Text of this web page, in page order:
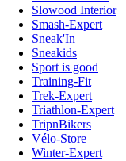
Slowood Interior
Smash-Expert
Sneak'In
Sneakids
Sport is good
Training-Fit
Trek-Expert
Triathlon-Expert
TripnBikers
Vélo-Store
Winter-Expert